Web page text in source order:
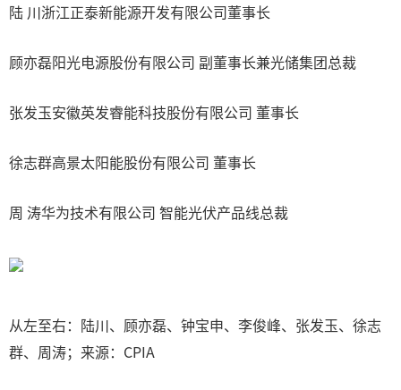
陆 川浙江正泰新能源开发有限公司董事长
顾亦磊阳光电源股份有限公司 副董事长兼光储集团总裁
张发玉安徽英发睿能科技股份有限公司 董事长
徐志群高景太阳能股份有限公司 董事长
周 涛华为技术有限公司 智能光伏产品线总裁
从左至右：陆川、顾亦磊、钟宝申、李俊峰、张发玉、徐志
群、周涛；来源：CPIA